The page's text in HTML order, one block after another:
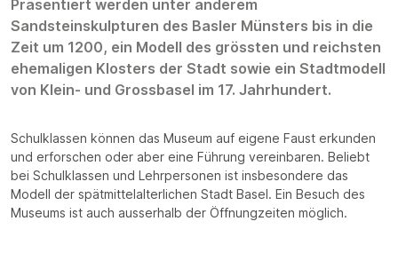
Präsentiert werden unter anderem
Sandsteinskulpturen des Basler Münsters bis in die
Zeit um 1200, ein Modell des grössten und reichsten
ehemaligen Klosters der Stadt sowie ein Stadtmodell
von Klein- und Grossbasel im 17. Jahrhundert.
Schulklassen können das Museum auf eigene Faust erkunden
und erforschen oder aber eine Führung vereinbaren. Beliebt
bei Schulklassen und Lehrpersonen ist insbesondere das
Modell der spätmittelalterlichen Stadt Basel. Ein Besuch des
Museums ist auch ausserhalb der Öffnungzeiten möglich.